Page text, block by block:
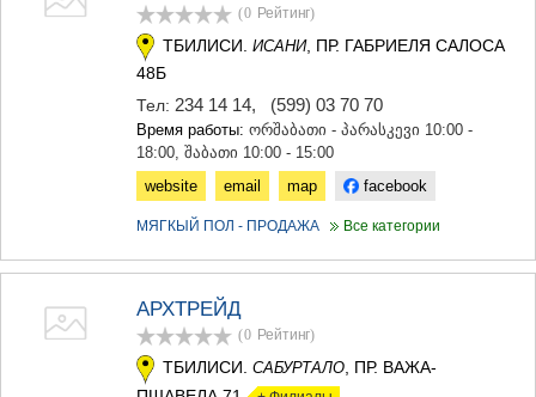
(0 Рейтинг)
ТБИЛИСИ. ИСАНИ, ПР. ГАБРИЕЛЯ САЛОСА
48Б
Тел: 234 14 14, (599) 03 70 70
Время работы: ორშაბათი - პარასკევი 10:00 -
18:00, შაბათი 10:00 - 15:00
website
email map facebook
МЯГКЫЙ ПОЛ - ПРОДАЖА Все категории
АРХТРЕЙД
(0 Рейтинг)
ТБИЛИСИ. САБУРТАЛО, ПР. ВАЖА-